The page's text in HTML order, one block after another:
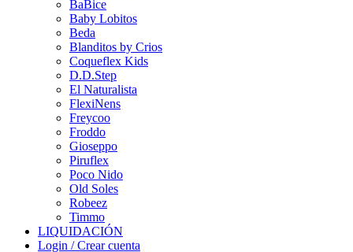
BaBice
Baby Lobitos
Beda
Blanditos by Crios
Coqueflex Kids
D.D.Step
El Naturalista
FlexiNens
Freycoo
Froddo
Gioseppo
Piruflex
Poco Nido
Old Soles
Robeez
Timmo
LIQUIDACIÓN
Login / Crear cuenta